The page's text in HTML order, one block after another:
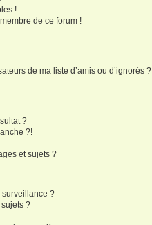
!
de ce forum !
de ma liste d’amis ou d’ignorés ?
?
?!
et sujets ?
surveillance ?
?